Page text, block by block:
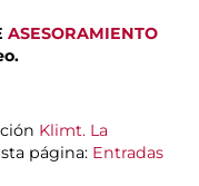
ASESORAMIENTO
Klimt. La
página: Entradas